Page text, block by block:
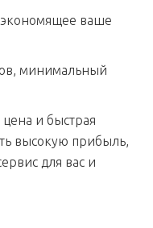
ваше
минимальный
и быстрая
высокую прибыль,
для вас и